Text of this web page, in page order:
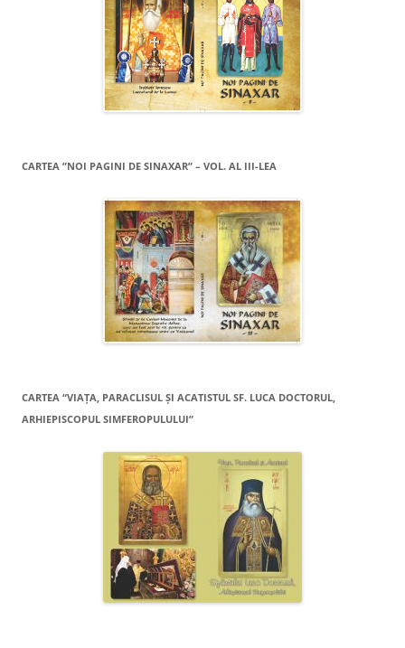
CARTEA ”NOI PAGINI DE SINAXAR” – VOL. AL III-LEA
CARTEA “VIAŢA, PARACLISUL ŞI ACATISTUL SF. LUCA DOCTORUL,
ARHIEPISCOPUL SIMFEROPULULUI”